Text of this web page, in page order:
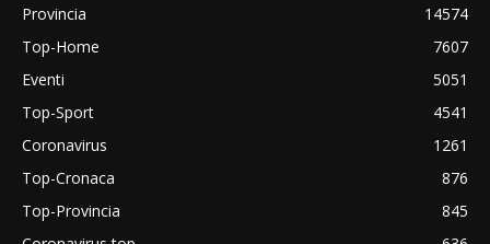
Provincia
14574
Top-Home
7607
Eventi
5051
Top-Sport
4541
Coronavirus
1261
Top-Cronaca
876
Top-Provincia
845